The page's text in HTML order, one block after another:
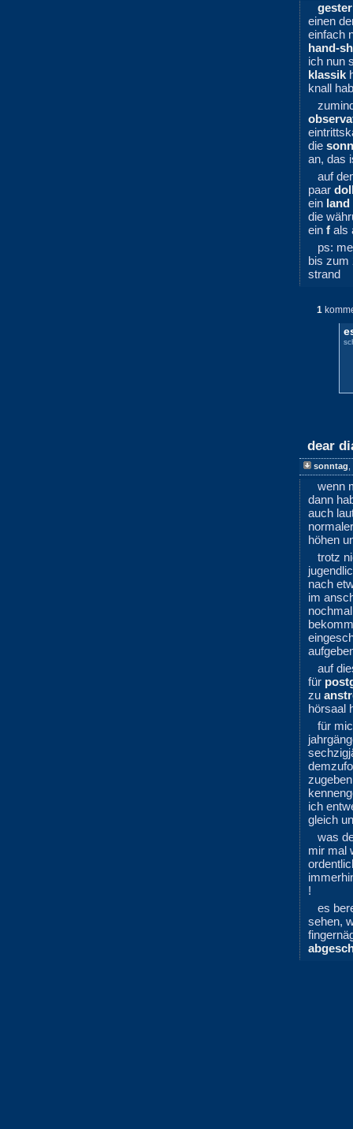
einen
einfach
hand-
ich nun
klassik
knall
die
an, das
auf
paar
ein land
die
ein f als
ps:
bis zum
strand
1
dear
sonntag
wenn
dann
auch
höhen
trotz
nach
im
auf
für
zu
hörsaal
für
ich
gleich
was
mir mal
!
es
sehen,